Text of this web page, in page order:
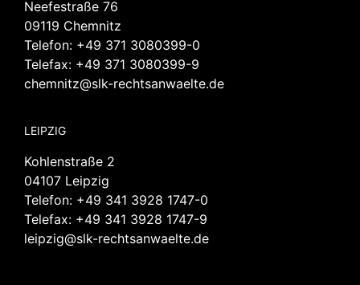
Neefestraße 76
09119 Chemnitz
Telefon: +49 371 3080399-0
Telefax: +49 371 3080399-9
chemnitz@slk-rechtsanwaelte.de
LEIPZIG
Kohlenstraße 2
04107 Leipzig
Telefon: +49 341 3928 1747-0
Telefax: +49 341 3928 1747-9
leipzig@slk-rechtsanwaelte.de